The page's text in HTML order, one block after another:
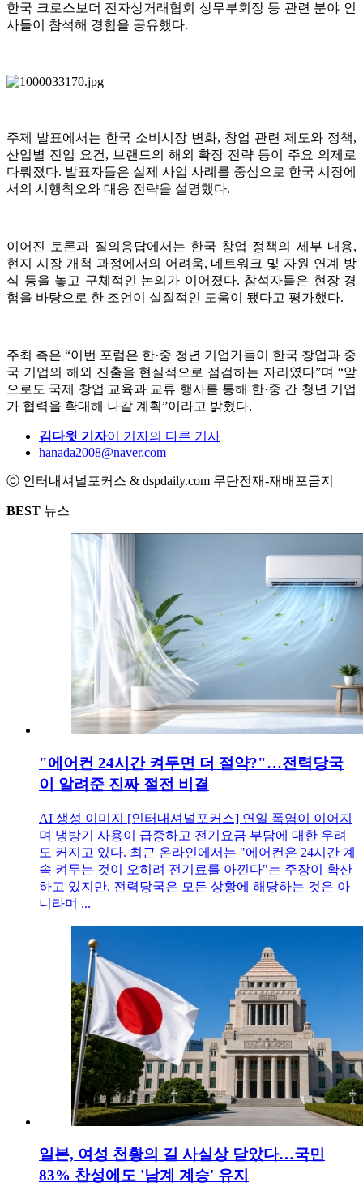
한국 크로스보더 전자상거래협회 상무부회장 등 관련 분야 인
사들이 참석해 경험을 공유했다.
주제 발표에서는 한국 소비시장 변화, 창업 관련 제도와 정책,
산업별 진입 요건, 브랜드의 해외 확장 전략 등이 주요 의제로
다뤄졌다. 발표자들은 실제 사업 사례를 중심으로 한국 시장에
서의 시행착오와 대응 전략을 설명했다.
이어진 토론과 질의응답에서는 한국 창업 정책의 세부 내용,
현지 시장 개척 과정에서의 어려움, 네트워크 및 자원 연계 방
식 등을 놓고 구체적인 논의가 이어졌다. 참석자들은 현장 경
험을 바탕으로 한 조언이 실질적인 도움이 됐다고 평가했다.
주최 측은 “이번 포럼은 한·중 청년 기업가들이 한국 창업과 중
국 기업의 해외 진출을 현실적으로 점검하는 자리였다”며 “앞
으로도 국제 창업 교육과 교류 행사를 통해 한·중 간 청년 기업
가 협력을 확대해 나갈 계획”이라고 밝혔다.
김다윗 기자이 기자의 다른 기사
hanada2008@naver.com
ⓒ 인터내셔널포커스 & dspdaily.com 무단전재-재배포금지
BEST 뉴스
"에어컨 24시간 켜두면 더 절약?"…전력당국
이 알려준 진짜 절전 비결
AI 생성 이미지 [인터내셔널포커스] 연일 폭염이 이어지
며 냉방기 사용이 급증하고 전기요금 부담에 대한 우려
도 커지고 있다. 최근 온라인에서는 "에어컨은 24시간 계
속 켜두는 것이 오히려 전기료를 아낀다"는 주장이 확산
하고 있지만, 전력당국은 모든 상황에 해당하는 것은 아
니라며 ...
일본, 여성 천황의 길 사실상 닫았다…국민
83% 찬성에도 '남계 계승' 유지